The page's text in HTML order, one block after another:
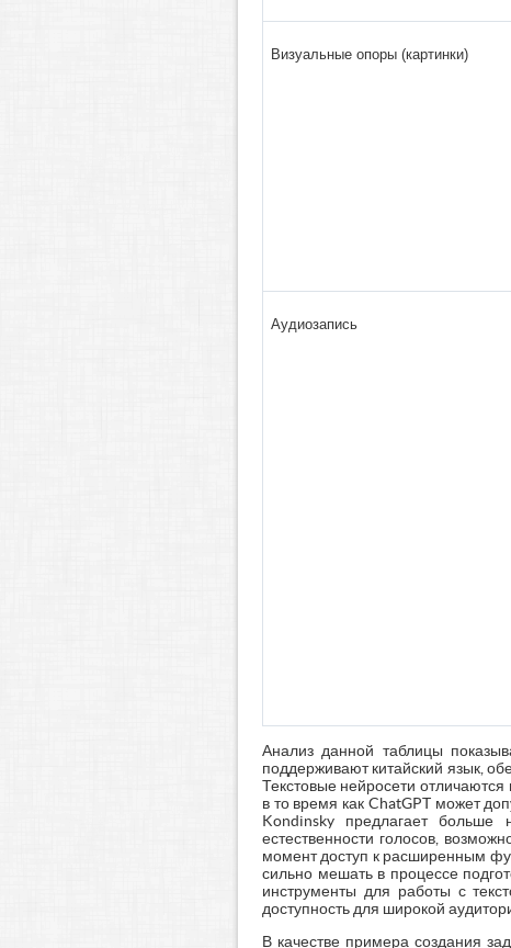
Визуальные опоры (картинки)
Аудиозапись
Анализ данной таблицы
поддерживают китайский язык,
Текстовые нейросети
в то время как ChatGPT может
Kondinsky предлагает больше
естественности голосов,
момент доступ к расширенным
сильно мешать в процессе
инструменты для работы с
доступность для широкой
В качестве примера создания